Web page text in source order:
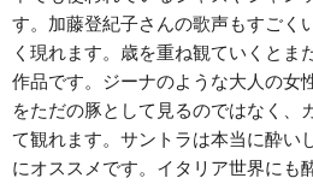
す。加藤登紀子さんの歌声もすごく
く現れます。歳を重ね観ていくとま
作品です。ジーナのような大人の女
をただの豚として見るのではなく、
て観れます。サントラは本当に酔い
にオススメです。イタリア世界にも